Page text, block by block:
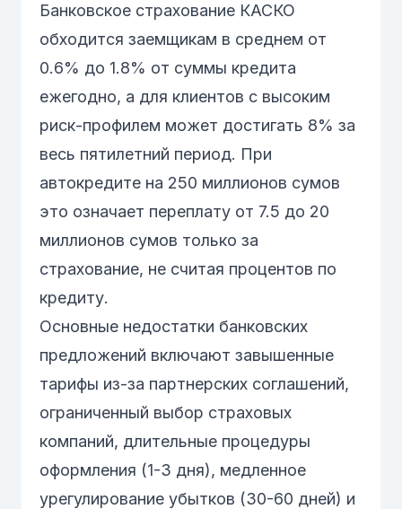
Банковское страхование КАСКО
обходится заемщикам в среднем от
0.6% до 1.8% от суммы кредита
ежегодно, а для клиентов с высоким
риск-профилем может достигать 8% за
весь пятилетний период. При
автокредите на 250 миллионов сумов
это означает переплату от 7.5 до 20
миллионов сумов только за
страхование, не считая процентов по
кредиту.
Основные недостатки банковских
предложений включают завышенные
тарифы из-за партнерских соглашений,
ограниченный выбор страховых
компаний, длительные процедуры
оформления (1-3 дня), медленное
урегулирование убытков (30-60 дней) и